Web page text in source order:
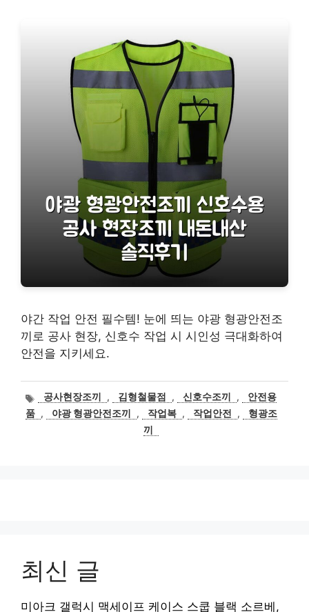
야간 작업 안전 필수템! 눈에 띄는 야광 형광안전조
끼로 공사 현장, 신호수 작업 시 시인성 극대화하여
안전을 지키세요.
태공사현장조끼 , 김형철물점 , 신호수조끼 ,
안전용
품 , 야광 형광안전조끼 , 작업복 , 작업안전 ,
형광조
끼
최신 글
미아크 갤럭시 맥세이프 케이스 스쿱 블랙 소르베,